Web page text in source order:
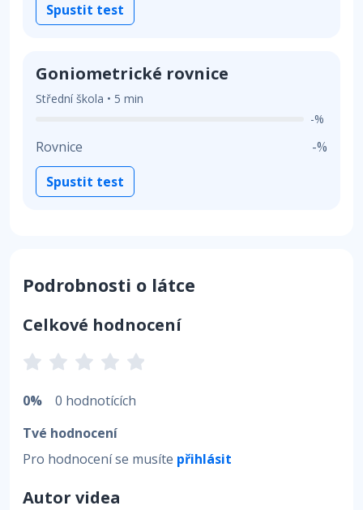
Spustit test
Goniometrické rovnice
Střední škola • 5 min
-%
Rovnice
-%
Spustit test
Podrobnosti o látce
Celkové hodnocení
0%
0 hodnotících
Tvé hodnocení
Pro hodnocení se musíte přihlásit
Autor videa